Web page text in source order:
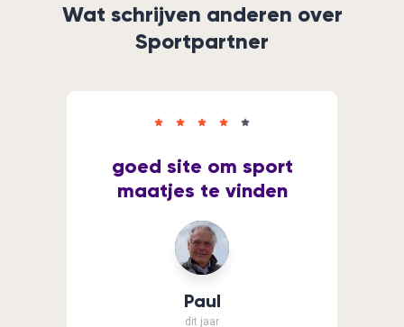
Wat schrijven anderen over
Sportpartner
Paul
dit jaar
goed site om sport
maatjes te vinden